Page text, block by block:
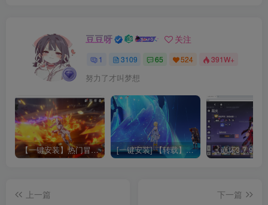
豆豆呀 关注
1 3109 65 524 391W+
努力了才叫梦想
【一键安装】热门冒险策略类游戏崩坏：星穹铁道全新2.3版本一键端+一键代理+一键启动+免虚拟机 [一键安装] 【转载】原神3.4真端服务端+源码+配套客户端+详尽说明+GM工具+源码说明文件
上一篇
下一篇